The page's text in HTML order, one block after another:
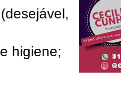
higiene;